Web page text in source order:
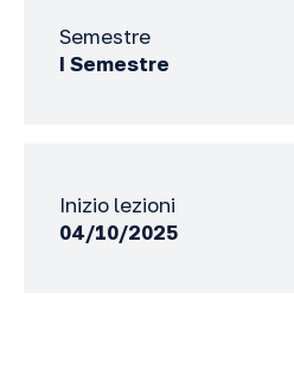
Semestre
I Semestre
Inizio lezioni
04/10/2025